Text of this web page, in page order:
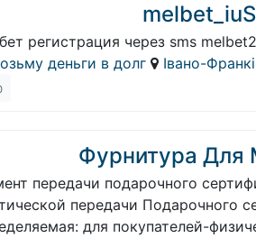
регистрация через sms
деньги в долг
Івано-
Фурнитура Для
передачи подарочного
передачи Подарочного
для покупателей-